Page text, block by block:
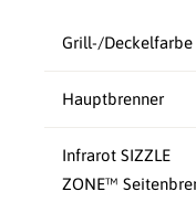
Grill-/Deckelfarbe
Hauptbrenner
Infrarot SIZZLE
ZONE™